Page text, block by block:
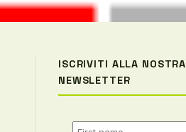
ISCRIVITI ALLA NOSTRA
NEWSLETTER